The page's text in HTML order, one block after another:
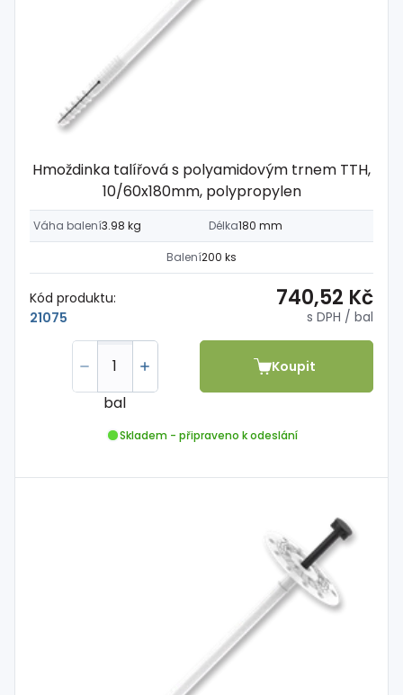
Hmoždinka talířová s polyamidovým trnem TTH,
10/60x180mm, polypropylen
Váha balení3.98 kg Délka180 mm
Balení200 ks
Kód produktu:
21075
740,52 Kč
s DPH / bal
bal
Koupit
Skladem - připraveno k odeslání